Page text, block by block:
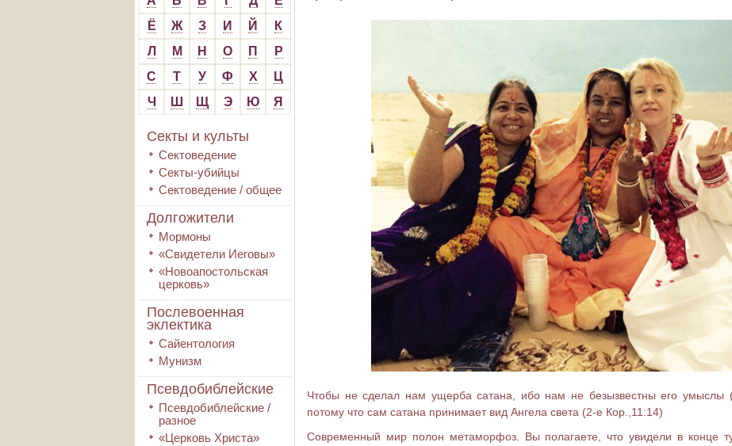
Ё
Ж З И Й
К
Л
М Н О П
Р
С
Т У Ф Х
Ц
Ч
Ш Щ Э Ю Я
Секты и культы
Сектоведение
Секты-убийцы
Сектоведение / общее
Долгожители
Мормоны
«Свидетели Иеговы»
«Новоапостольская
церковь»
Послевоенная
эклектика
Сайентология
Мунизм
Псевдобиблейские
Псевдобиблейские /
разное
«Церковь Христа»
Чтобы не сделал нам ущерба сатана, ибо нам не безызвестны его умыслы
потому что сам сатана принимает вид Ангела света (2-е Кор.,11:14)
Современный мир полон метаморфоз. Вы полагаете, что увидели в конце